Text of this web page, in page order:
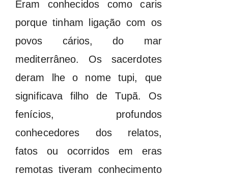
Eram conhecidos como caris
porque tinham ligação com os
povos cários, do mar
mediterrâneo. Os sacerdotes
deram lhe o nome tupi, que
significava filho de Tupã. Os
fenícios, profundos
conhecedores dos relatos,
fatos ou ocorridos em eras
remotas tiveram conhecimento